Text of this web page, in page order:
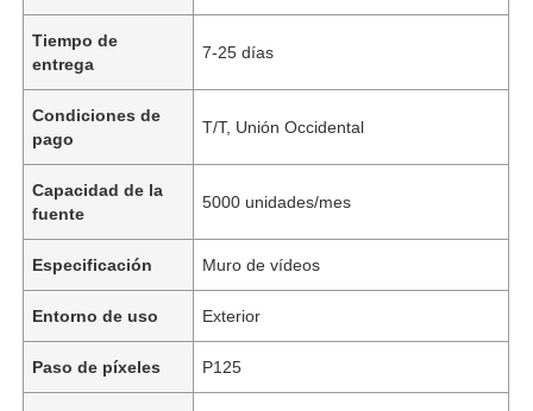
Tiempo de
entrega
7-25 días
Condiciones de
pago
T/T, Unión Occidental
Capacidad de la
fuente
5000 unidades/mes
Especificación Muro de vídeos
Entorno de uso Exterior
Paso de píxeles P125